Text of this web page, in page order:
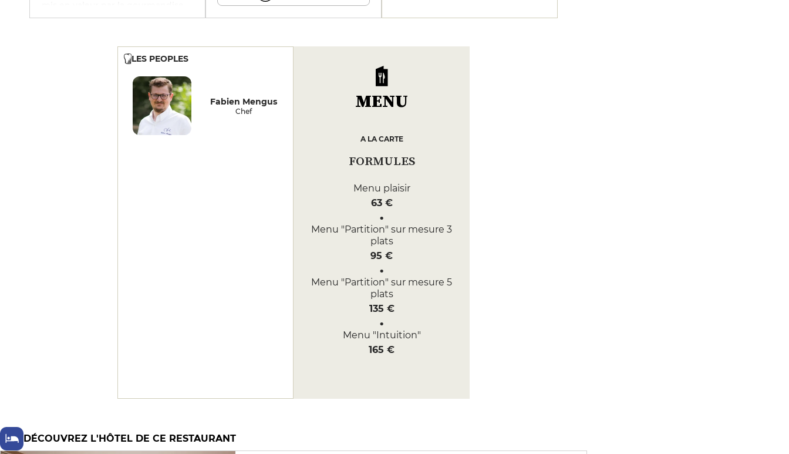
de l'émulsion au croustillant de lard
d'olive et rehaussé de fenouil rôti
aux épices orientales, on regrette
de la sauce bordelaise servie avec
parcimonie. Le filet de bœuf
Simmental, simplement poêlé
comme dans un grill, est
aromatique avec sa sauce au vin
LES PEOPLES
Fabien Mengus
Chef MENU
A LA CARTE
FORMULES
Menu plaisir
63 €
Menu "Partition" sur mesure 3
plats
95 €
Menu "Partition" sur mesure 5
plats
135 €
Menu "Intuition"
165 €
DÉCOUVREZ L'HÔTEL DE CE RESTAURANT